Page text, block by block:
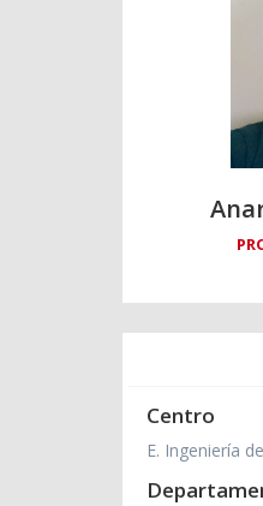
Centro
E. Ingeniería